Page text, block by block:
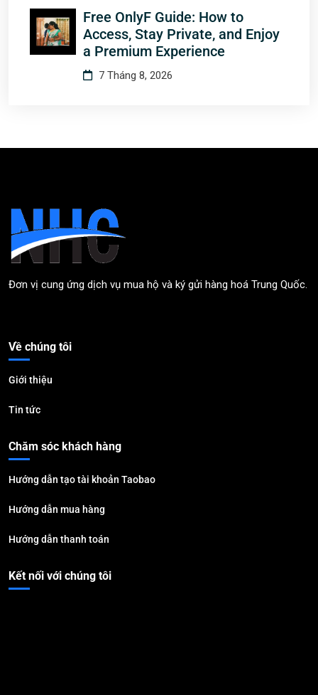
Free OnlyF Guide: How to
Access, Stay Private, and Enjoy
a Premium Experience
7 Tháng 8, 2026
Đơn vị cung ứng dịch vụ mua hộ và ký gửi hàng hoá Trung Quốc.
Về chúng tôi
Giới thiệu
Tin tức
Chăm sóc khách hàng
Hướng dẫn tạo tài khoản Taobao
Hướng dẫn mua hàng
Hướng dẫn thanh toán
Kết nối với chúng tôi